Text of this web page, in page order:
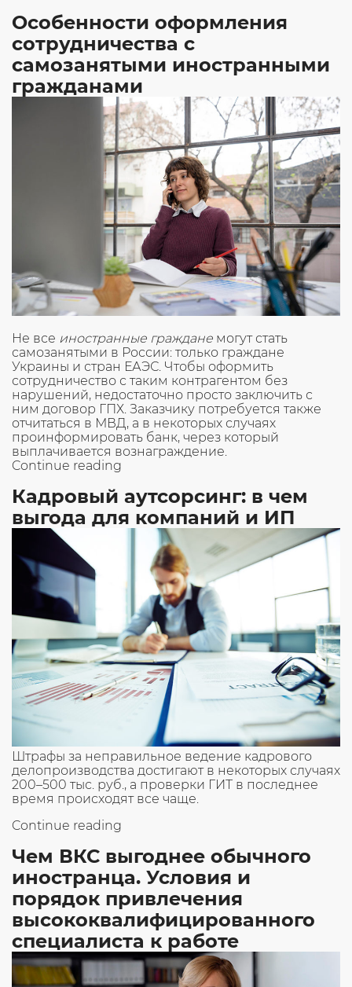
сотрудников
по
договору
о
предоставлении
персонала»
Особенности оформления
сотрудничества с
самозанятыми иностранными
гражданами
Не все иностранные граждане могут стать
самозанятыми в России: только граждане
Украины и стран ЕАЭС. Чтобы оформить
сотрудничество с таким контрагентом без
нарушений, недостаточно просто заключить с
ним договор ГПХ. Заказчику потребуется также
отчитаться в МВД, а в некоторых случаях
проинформировать банк, через который
выплачивается вознаграждение.
Continue reading
сотрудничества
с
самозанятыми
иностранными
гражданами»
Кадровый аутсорсинг: в чем
выгода для компаний и ИП
Штрафы за неправильное ведение кадрового
делопроизводства достигают в некоторых случаях
200–500 тыс. руб., а проверки ГИТ в последнее
время происходят все чаще.
Continue reading
в
чем
выгода
для
компаний
и
ИП»
Чем ВКС выгоднее обычного
иностранца. Условия и
порядок привлечения
высококвалифицированного
специалиста к работе